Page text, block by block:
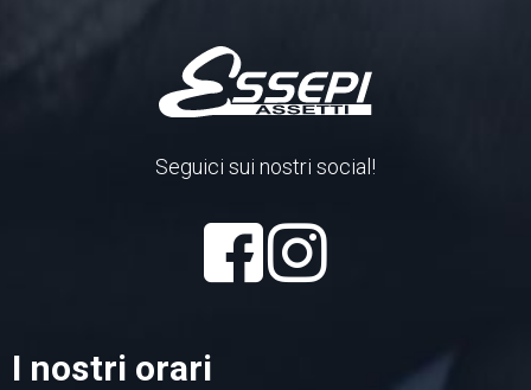
Seguici sui nostri social!
I nostri orari